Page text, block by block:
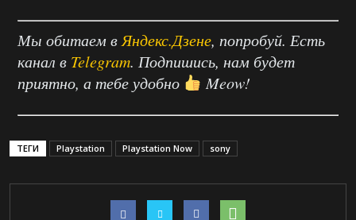
Мы обитаем в Яндекс.Дзене, попробуй. Есть
канал в Telegram. Подпишись, нам будет
приятно, а тебе удобно
Meow!
ТЕГИ Playstation Playstation Now sony